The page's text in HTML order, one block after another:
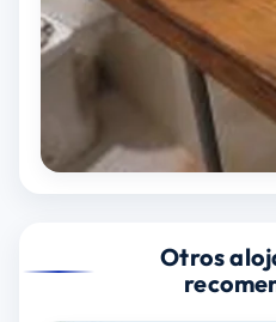
Otros